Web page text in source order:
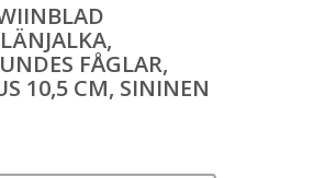
FÅGLAR,
10,5 CM, SININEN